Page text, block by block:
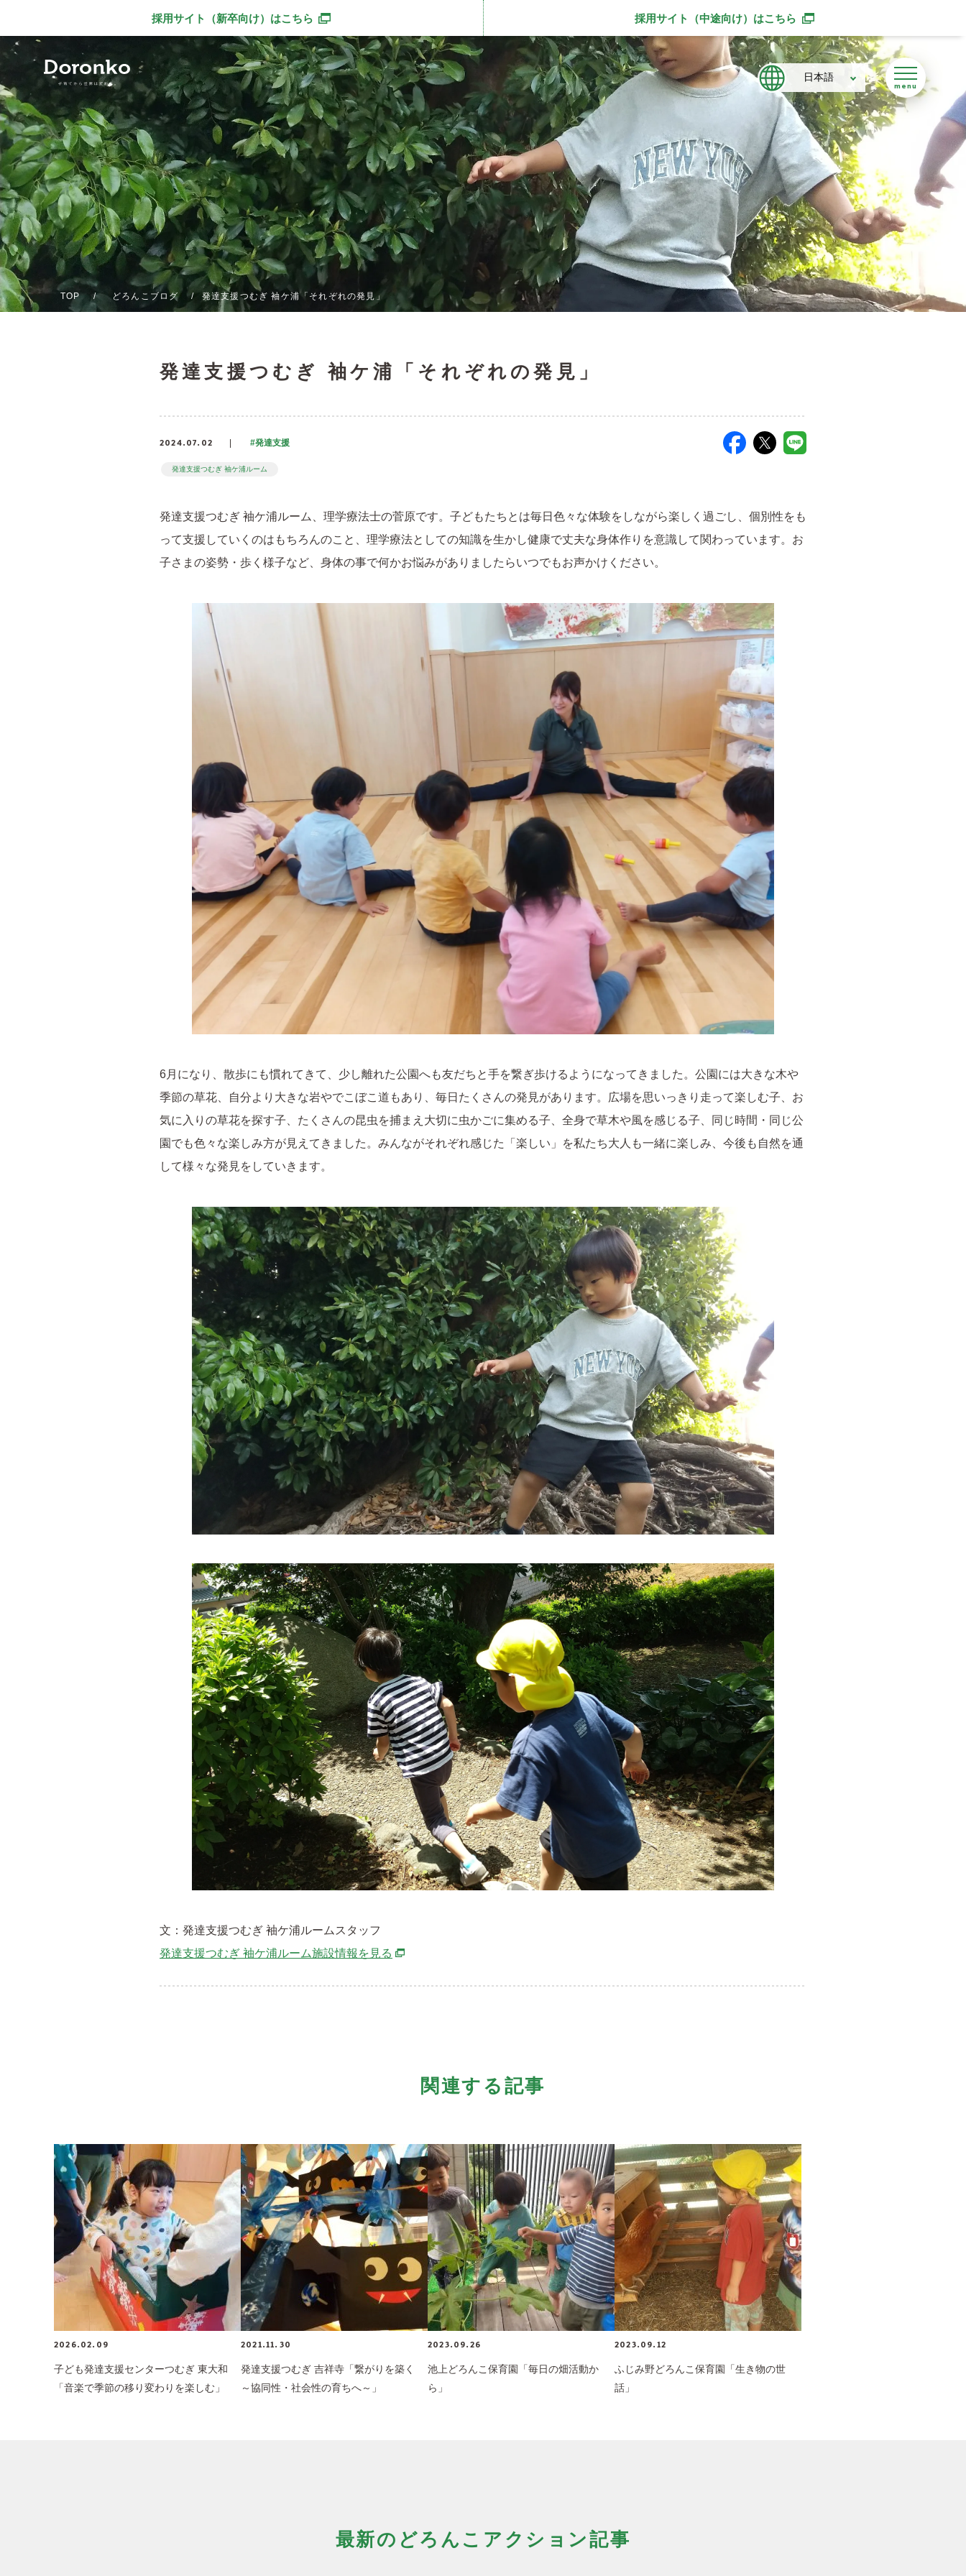
採用サイト（新卒向け） はこちら
別ウィンドウで開きます 採用サイト（中途向け） はこちら
別ウィンドウで開きます
日本語
TOP どろんこブログ 発達支援つむぎ 袖ケ浦「それぞれの発見」
発達支援つむぎ 袖ケ浦「それぞれの発見」
2024.07.02 #発達支援
発達支援つむぎ 袖ケ浦ルーム
発達支援つむぎ 袖ケ浦ルーム、理学療法士の菅原です。子どもたちとは毎日色々な体験をしながら楽しく過ごし、個別性をも
って支援していくのはもちろんのこと、理学療法としての知識を生かし健康で丈夫な身体作りを意識して関わっています。お
子さまの姿勢・歩く様子など、身体の事で何かお悩みがありましたらいつでもお声かけください。
6月になり、散歩にも慣れてきて、少し離れた公園へも友だちと手を繋ぎ歩けるようになってきました。公園には大きな木や
季節の草花、自分より大きな岩やでこぼこ道もあり、毎日たくさんの発見があります。広場を思いっきり走って楽しむ子、お
気に入りの草花を探す子、たくさんの昆虫を捕まえ大切に虫かごに集める子、全身で草木や風を感じる子、同じ時間・同じ公
園でも色々な楽しみ方が見えてきました。みんながそれぞれ感じた「楽しい」を私たち大人も一緒に楽しみ、今後も自然を通
して様々な発見をしていきます。
文：発達支援つむぎ 袖ケ浦ルームスタッフ
発達支援つむぎ 袖ケ浦ルーム施設情報を見る 別ウィンドウで開きます
関連する記事
2026.02.09
子ども発達支援センターつむぎ 東大和
「音楽で季節の移り変わりを楽しむ」
2021.11.30
発達支援つむぎ 吉祥寺「繋がりを築く
～協同性・社会性の育ちへ～」
2023.09.26
池上どろんこ保育園「毎日の畑活動か
ら」
2023.09.12
ふじみ野どろんこ保育園「生き物の世
話」
最新のどろんこアクション記事